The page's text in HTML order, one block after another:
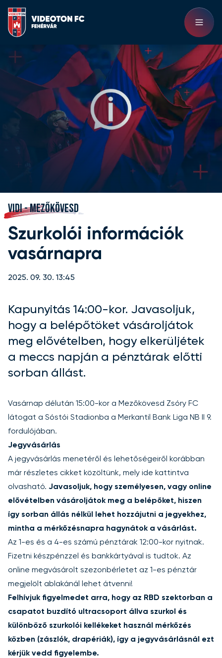
VIDI - MEZŐKÖVESD
Szurkolói információk
vasárnapra
2025. 09. 30. 13:45
Kapunyitás 14:00-kor. Javasoljuk,
hogy a belépőtöket vásároljátok
meg elővételben, hogy elkerüljétek
a meccs napján a pénztárak előtti
sorban állást.
Vasárnap délután 15:00-kor a Mezőkövesd Zsóry FC
látogat a Sóstói Stadionba a Merkantil Bank Liga NB II 9.
fordulójában.
Jegyvásárlás
A jegyvásárlás menetéről és lehetőségeiről korábban
már részletes cikket közöltünk, mely ide kattintva
olvasható. Javasoljuk, hogy személyesen, vagy online
elővételben vásároljátok meg a belépőket, hiszen
így sorban állás nélkül lehet hozzájutni a jegyekhez,
mintha a mérkőzésnapra hagynátok a vásárlást.
Az 1-es és a 4-es számú pénztárak 12:00-kor nyitnak.
Fizetni készpénzzel és bankkártyával is tudtok. Az
online megvásárolt szezonbérletet az 1-es pénztár
megjelölt ablakánál lehet átvenni!
Felhívjuk figyelmedet arra, hogy az RBD szektorban a
csapatot buzdító ultracsoport állva szurkol és
különböző szurkolói kellékeket használ mérkőzés
közben (zászlók, drapériák), így a jegyvásárlásnál ezt
kérjük vedd figyelembe.